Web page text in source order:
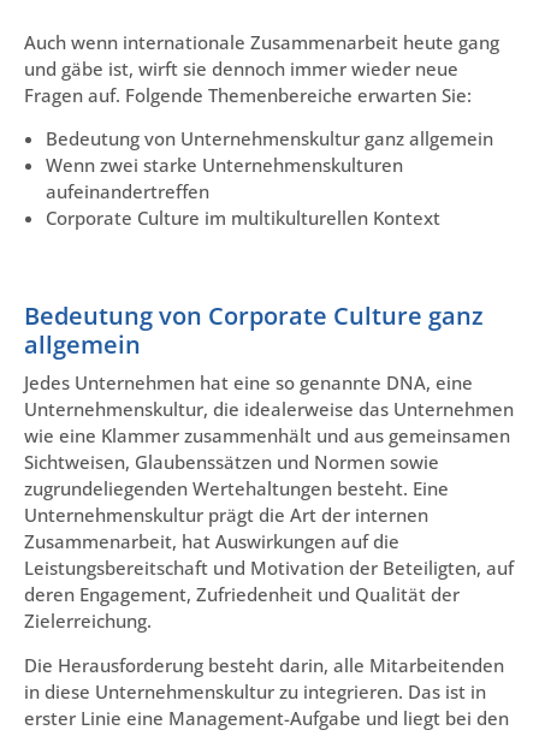
Auch wenn internationale Zusammenarbeit heute gang
und gäbe ist, wirft sie dennoch immer wieder neue
Fragen auf. Folgende Themenbereiche erwarten Sie:
Bedeutung von Unternehmenskultur ganz allgemein
Wenn zwei starke Unternehmenskulturen
aufeinandertreffen
Corporate Culture im multikulturellen Kontext
Bedeutung von Corporate Culture ganz
allgemein
Jedes Unternehmen hat eine so genannte DNA, eine
Unternehmenskultur, die idealerweise das Unternehmen
wie eine Klammer zusammenhält und aus gemeinsamen
Sichtweisen, Glaubenssätzen und Normen sowie
zugrundeliegenden Wertehaltungen besteht. Eine
Unternehmenskultur prägt die Art der internen
Zusammenarbeit, hat Auswirkungen auf die
Leistungsbereitschaft und Motivation der Beteiligten, auf
deren Engagement, Zufriedenheit und Qualität der
Zielerreichung.
Die Herausforderung besteht darin, alle Mitarbeitenden
in diese Unternehmenskultur zu integrieren. Das ist in
erster Linie eine Management-Aufgabe und liegt bei den